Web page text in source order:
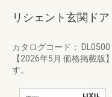
リシェント玄関ドア
カタログコード： DL0500
【2026年5月 価格掲載版
す。